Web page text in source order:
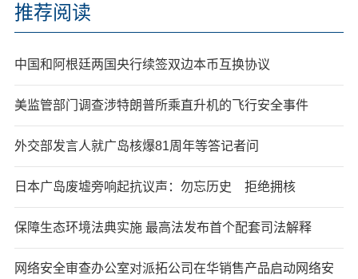
推荐阅读
中国和阿根廷两国央行续签双边本币互换协议
美监管部门调查涉特朗普所乘直升机的飞行安全事件
外交部发言人就广岛核爆81周年等答记者问
日本广岛废墟旁响起抗议声：勿忘历史 拒绝拥核
保障生态环境法典实施 最高法发布首个配套司法解释
网络安全审查办公室对派拓公司在华销售产品启动网络安